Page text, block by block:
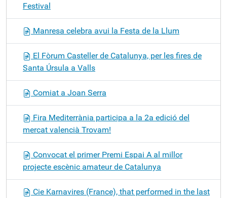
Festival
Manresa celebra avui la Festa de la Llum
El Fòrum Casteller de Catalunya, per les fires de
Santa Úrsula a Valls
Comiat a Joan Serra
Fira Mediterrània participa a la 2a edició del
mercat valencià Trovam!
Convocat el primer Premi Espai A al millor
projecte escènic amateur de Catalunya
Cie Karnavires (France), that performed in the last